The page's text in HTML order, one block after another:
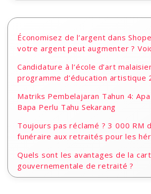
Économisez de l’argent dans
votre argent peut augmenter ?
Candidature à l’école d’art
programme d’éducation artistique
Matriks Pembelajaran Tahun 4:
Bapa Perlu Tahu Sekarang
Toujours pas réclamé ? 3 000 RM
funéraire aux retraités pour les
Quels sont les avantages de la
gouvernementale de retraité ?